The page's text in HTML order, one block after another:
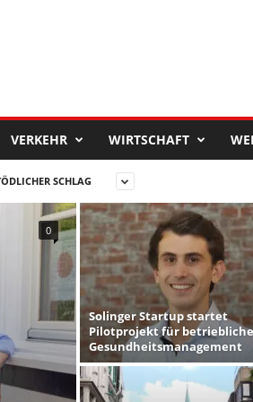
VERKEHR WIRTSCHAFT
SCHLAG
0
Solinger Startup startet
Pilotprojekt für
Gesundheitsmanagement